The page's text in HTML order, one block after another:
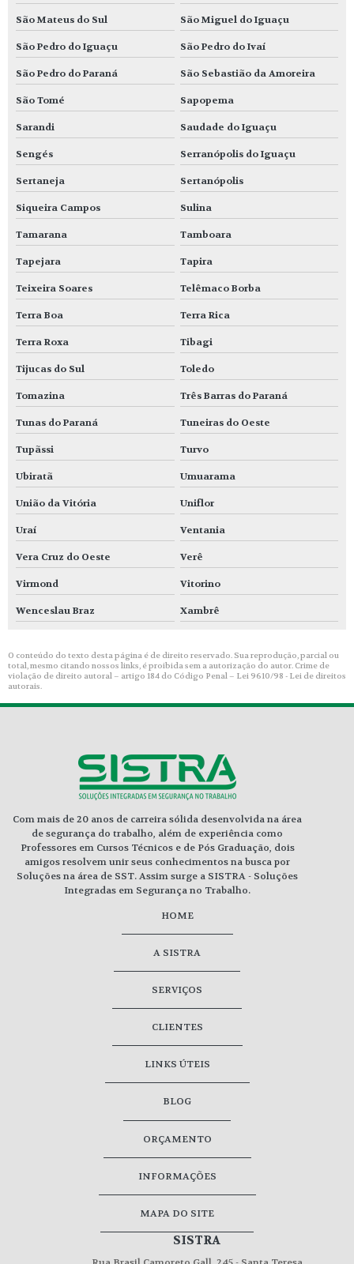
São Mateus do Sul São Miguel do Iguaçu
São Pedro do Iguaçu São Pedro do Ivaí
São Pedro do Paraná São Sebastião da Amoreira
São Tomé Sapopema
Sarandi Saudade do Iguaçu
Sengés Serranópolis do Iguaçu
Sertaneja Sertanópolis
Siqueira Campos Sulina
Tamarana Tamboara
Tapejara Tapira
Teixeira Soares Telêmaco Borba
Terra Boa Terra Rica
Terra Roxa Tibagi
Tijucas do Sul Toledo
Tomazina Três Barras do Paraná
Tunas do Paraná Tuneiras do Oeste
Tupãssi Turvo
Ubiratã Umuarama
União da Vitória Uniflor
Uraí Ventania
Vera Cruz do Oeste Verê
Virmond Vitorino
Wenceslau Braz Xambrê
O conteúdo do texto desta página é de direito reservado. Sua reprodução, parcial ou
total, mesmo citando nossos links, é proibida sem a autorização do autor. Crime de
violação de direito autoral – artigo 184 do Código Penal – Lei 9610/98 - Lei de direitos
autorais
Com mais de 20 anos de carreira sólida desenvolvida na área
de segurança do trabalho, além de experiência como
Professores em Cursos Técnicos e de Pós Graduação, dois
amigos resolvem unir seus conhecimentos na busca por
Soluções na área de SST. Assim surge a SISTRA - Soluções
Integradas em Segurança no Trabalho.
HOME
A SISTRA
SERVIÇOS
CLIENTES
LINKS ÚTEIS
BLOG
ORÇAMENTO
INFORMAÇÕES
MAPA DO SITE
SISTRA